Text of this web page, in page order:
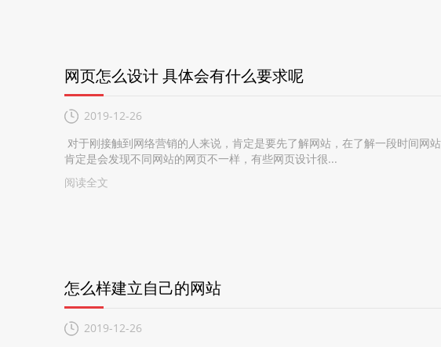
网页怎么设计 具体会有什么要求呢
2019-12-26
对于刚接触到网络营销的人来说，肯定是要先了解网站，在了解一段时间网
肯定是会发现不同网站的网页不一样，有些网页设计很...
阅读全文
怎么样建立自己的网站
2019-12-26